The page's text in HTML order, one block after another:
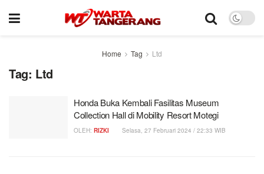
Home Tag Ltd
Tag: Ltd
Honda Buka Kembali Fasilitas Museum
Collection Hall di Mobility Resort Motegi
OLEH: RIZKI Selasa, 27 Februari 2024 / 22:33 WIB